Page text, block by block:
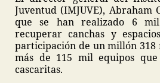
Juventud (IMJUVE), Abraham
que se han realizado 6
recuperar canchas y
participación de un millón 318
más de 115 mil equipos
cascaritas.